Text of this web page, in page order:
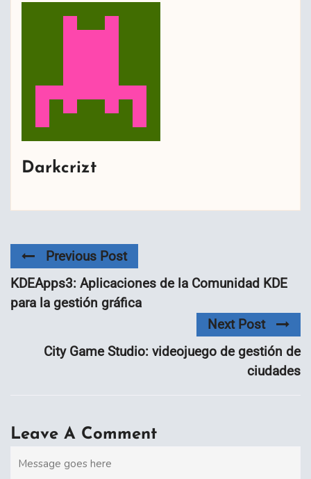
Darkcrizt
Previous Post
KDEApps3: Aplicaciones de la Comunidad KDE
para la gestión gráfica
Next Post
City Game Studio: videojuego de gestión de
ciudades
Leave A Comment